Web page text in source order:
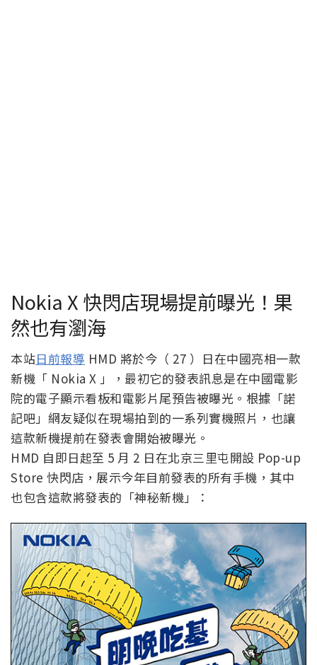
Nokia X 快閃店現場提前曝光！果
然也有瀏海
本站日前報導 HMD 將於今（ 27 ）日在中國亮相一款
新機「 Nokia X 」，最初它的發表訊息是在中國電影
院的電子顯示看板和電影片尾預告被曝光。根據「諾
記吧」網友疑似在現場拍到的一系列實機照片，也讓
這款新機提前在發表會開始被曝光。
HMD 自即日起至 5 月 2 日在北京三里屯開設 Pop-up
Store 快閃店，展示今年目前發表的所有手機，其中
也包含這款將發表的「神秘新機」：